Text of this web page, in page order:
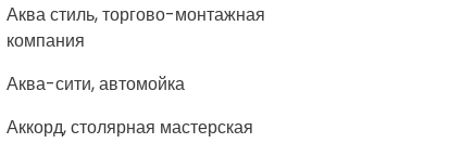
Аква стиль, торгово-монтажная
компания
Аква-сити, автомойка
Аккорд, столярная мастерская